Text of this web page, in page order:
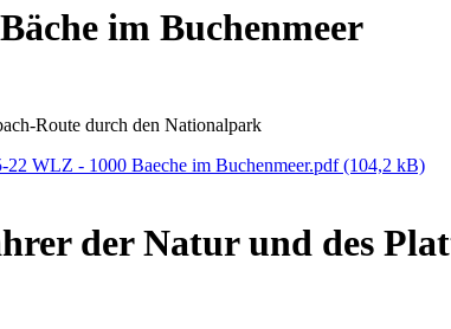
im Buchenmeer
Route durch den Nationalpark
22 WLZ - 1000 Baeche im Buchenmeer.pdf(104,2 kB)
der Natur und des